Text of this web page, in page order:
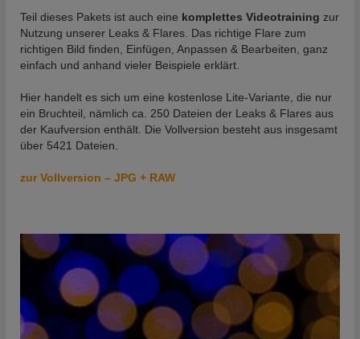
Teil dieses Pakets ist auch eine komplettes Videotraining zur
Nutzung unserer Leaks & Flares. Das richtige Flare zum
richtigen Bild finden, Einfügen, Anpassen & Bearbeiten, ganz
einfach und anhand vieler Beispiele erklärt.
Hier handelt es sich um eine kostenlose Lite-Variante, die nur
ein Bruchteil, nämlich ca. 250 Dateien der Leaks & Flares aus
der Kaufversion enthält. Die Vollversion besteht aus insgesamt
über 5421 Dateien.
zur Vollversion – JPG + RAW